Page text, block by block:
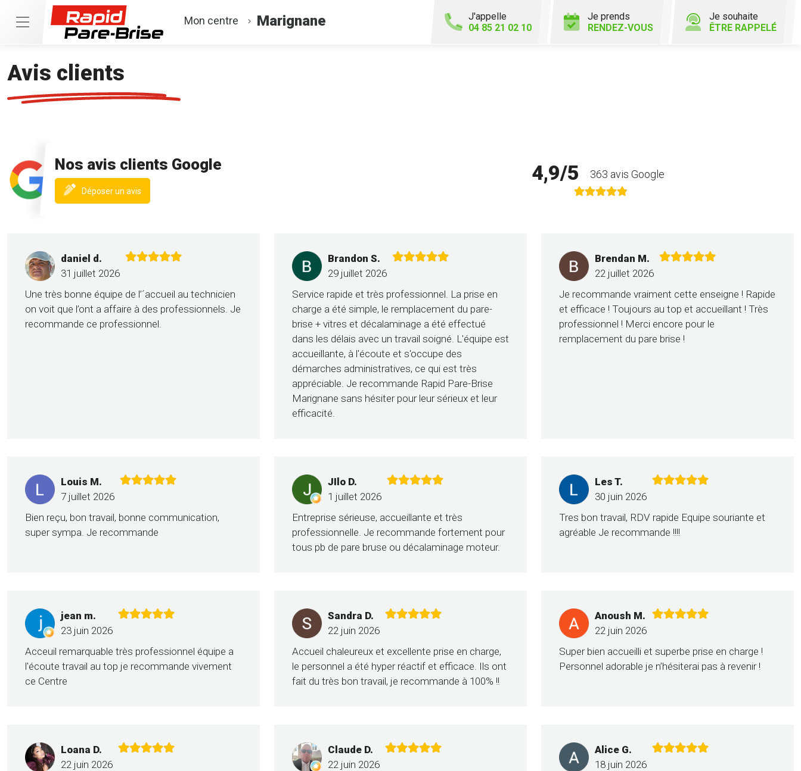
Mon centre Marignane
J'appelle
04 85 21 02 10
Je prends
RENDEZ-VOUS
Je souhaite
ÊTRE RAPPELÉ
Avis clients
Nos avis clients Google
Déposer un avis
fenêtre)
4,9/5 363 avis Google
daniel d.
31 juillet 2026
Une très bonne équipe de l’´accueil au technicien
on voit que l’ont a affaire à des professionnels. Je
recommande ce professionnel.
Brandon S.
29 juillet 2026
Service rapide et très professionnel. La prise en
charge a été simple, le remplacement du pare-
brise + vitres et décalaminage a été effectué
dans les délais avec un travail soigné. L'équipe est
accueillante, à l'écoute et s'occupe des
démarches administratives, ce qui est très
appréciable. Je recommande Rapid Pare-Brise
Marignane sans hésiter pour leur sérieux et leur
efficacité.
Brendan M.
22 juillet 2026
Je recommande vraiment cette enseigne ! Rapide
et efficace ! Toujours au top et accueillant ! Très
professionnel ! Merci encore pour le
remplacement du pare brise !
Louis M.
7 juillet 2026
Bien reçu, bon travail, bonne communication,
super sympa. Je recommande
JIlo D.
1 juillet 2026
Entreprise sérieuse, accueillante et très
professionnelle. Je recommande fortement pour
tous pb de pare bruse ou décalaminage moteur.
Les T.
30 juin 2026
Tres bon travail, RDV rapide Equipe souriante et
agréable Je recommande !!!!
jean m.
23 juin 2026
Acceuil remarquable très professionnel équipe a
l'écoute travail au top je recommande vivement
ce Centre
Sandra D.
22 juin 2026
Accueil chaleureux et excellente prise en charge,
le personnel a été hyper réactif et efficace. Ils ont
fait du très bon travail, je recommande à 100% !!
Anoush M.
22 juin 2026
Super bien accueilli et superbe prise en charge !
Personnel adorable je n’hésiterai pas à revenir !
Loana D.
22 juin 2026
Claude D.
22 juin 2026
Alice G.
18 juin 2026